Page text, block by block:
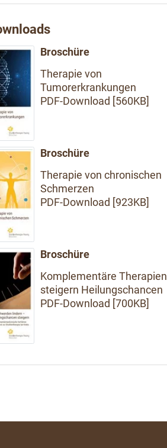
Broschüre
Therapie von
Tumorerkrankungen
PDF-Download [560KB]
Broschüre
Therapie von chronischen
Schmerzen
PDF-Download [923KB]
Broschüre
Komplementäre Therapien
steigern Heilungschancen
PDF-Download [700KB]